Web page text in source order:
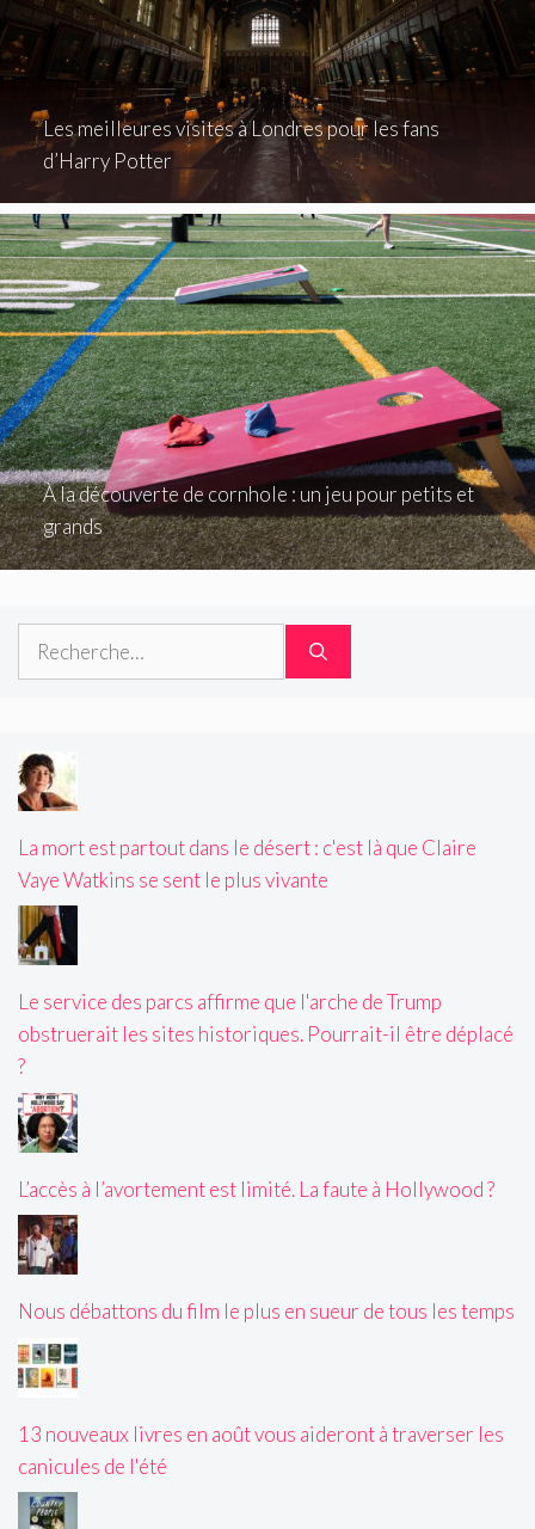
Les meilleures visites à Londres pour les fans
d’Harry Potter
À la découverte de cornhole : un jeu pour petits et
grands
Rechercher :
La mort est partout dans le désert : c'est là que Claire
Vaye Watkins se sent le plus vivante
Le service des parcs affirme que l'arche de Trump
obstruerait les sites historiques. Pourrait-il être déplacé
?
L’accès à l’avortement est limité. La faute à Hollywood ?
Nous débattons du film le plus en sueur de tous les temps
13 nouveaux livres en août vous aideront à traverser les
canicules de l'été